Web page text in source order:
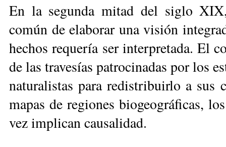
En la segunda mitad del siglo
común de elaborar una visión
hechos requería ser interpretada. El
de las travesías patrocinadas por los
naturalistas para redistribuirlo a sus
mapas de regiones biogeo­gráficas,
vez implican causalidad.